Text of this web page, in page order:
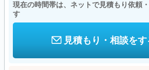
現在の時間帯は、ネットで見積もり依頼
す
見積もり・相談をす